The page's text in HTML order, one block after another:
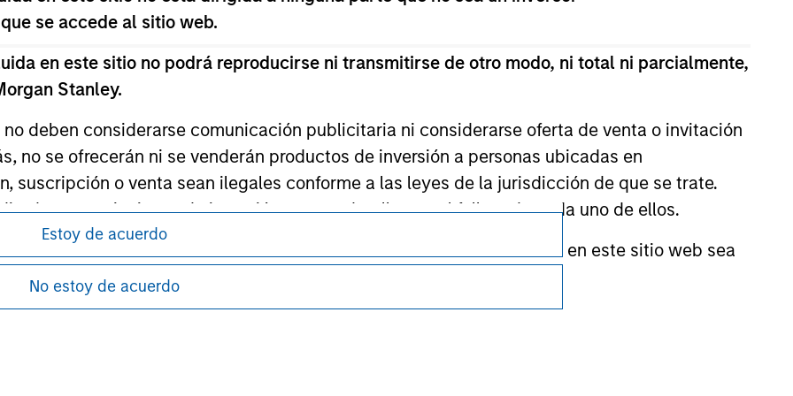
se accede al sitio web.
en este sitio no podrá reproducirse ni transmitirse de otro modo, ni total ni parcialmente,
Stanley.
deben considerarse comunicación publicitaria ni considerarse oferta de venta o invitación
no se ofrecerán ni se venderán productos de inversión a personas ubicadas en
suscripción o venta sean ilegales conforme a las leyes de la jurisdicción de que se trate.
a restricciones de inversión, que se detallan en el folleto de cada uno de ellos.
Management no garantiza ni asegura que la información incluida en este sitio web sea
Estoy de acuerdo
No estoy de acuerdo
Careers
de proceder, ya que explican ciertas
de la información relativa a los productos
en todas las jurisdicciones o para
Privacidad